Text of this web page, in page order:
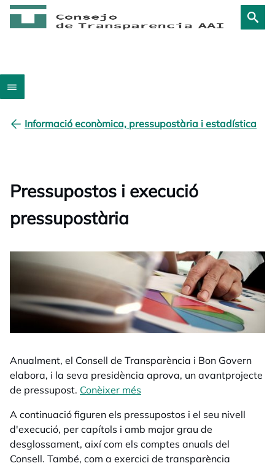
Informació econòmica, pressupostària i estadística
Pressupostos i execució
pressupostària
Anualment, el Consell de Transparència i Bon Govern
elabora, i la seva presidència aprova, un avantprojecte
de pressupost. Conèixer més
A continuació figuren els pressupostos i el seu nivell
d'execució, per capítols i amb major grau de
desglossament, així com els comptes anuals del
Consell. També, com a exercici de transparència